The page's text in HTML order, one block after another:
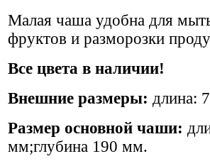
Малая чаша удобна для
фруктов и разморозки
Все цвета в наличии!
Внешние размеры: длина:
Размер основной чаши:
мм;глубина 190 мм.